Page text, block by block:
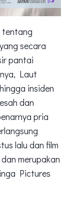
tentang
secara
pantai
Laut
insiden
dan
pria
lalu dan film
merupakan
Pictures